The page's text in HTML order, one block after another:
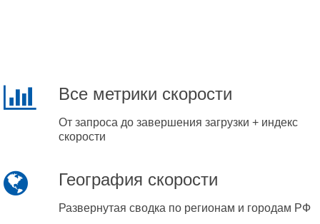
Все метрики скорости
От запроса до завершения загрузки + индекс
скорости
География скорости
Развернутая сводка по регионам и городам РФ